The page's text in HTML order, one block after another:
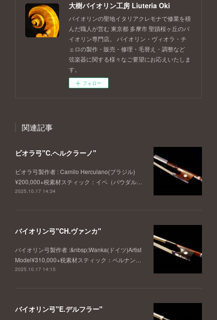
大樹バイオリン工房 Liuteria Oki
バイオリンの聖地イタリアクレモナで修業を積
んだ職人が営む 東京都 多摩市 聖蹟桜ヶ丘のバ
イオリン専門店。 バイオリン・ヴィオラ・チ
ェロの製作・販売・修理・毛替え・調整など
弦楽器に関する様々なご要望にお応えいたしま
す。
フォロー
関連記事
ビオラ弓"C.ヘルクラーノ"
ビオラ弓製作者 : Camilo Herculano(ブラジル)
¥200,000+税素材スティック：イペ（パウダル…
2025.10.17 14:34
バイオリン弓"CH.ヴァンカ"
バイオリン弓製作者 :&nbsp;Wanka(ドイツ)Artist
Model¥310,000+税素材スティック：ペルナン…
2025.10.17 14:15
バイオリン弓"E.デルフラー"